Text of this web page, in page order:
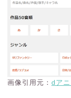
画像引用元： dア